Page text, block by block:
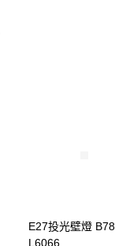
E27投光壁燈
L6066